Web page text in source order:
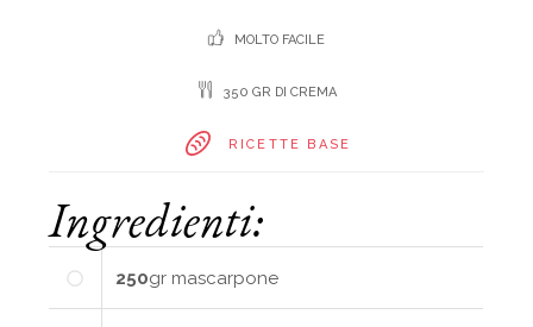
MOLTO FACILE
350 GR DI CREMA
RICETTE BASE
Ingredienti:
250gr mascarpone